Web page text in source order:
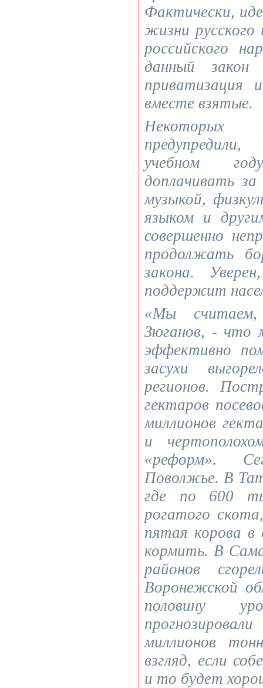
Фактически,
жизни русского
российского
данный
приватизация
вместе взятые.
Некоторых
учебном
доплачивать
музыкой,
языком и
совершенно
продолжать
закона.
поддержит
«Мы
Зюганов, - что
эффективно
засухи
регионов.
гектаров
миллионов
и
«реформ».
Поволжье. В
где по 600
рогатого
пятая корова в
кормить. В
районов
Воронежской
половину
миллионов
взгляд, если
и то будет